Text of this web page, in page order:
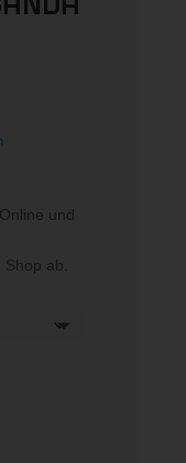
und
ab.